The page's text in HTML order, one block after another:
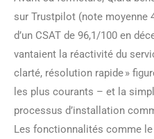
sur Trustpilot (note moyenne
d’un CSAT de 96,1/100 en
vantaient la réactivité du
clarté, résolution rapide »
les plus courants – et la
processus d’installation
Les fonctionnalités comme le